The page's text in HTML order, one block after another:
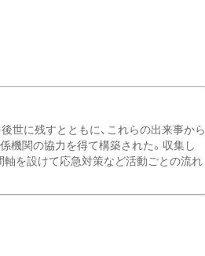
世に残すとともに、これらの出来事から
機関の協力を得て構築された。収集し
を設けて応急対策など活動ごとの流れ